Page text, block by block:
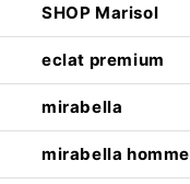
SHOP Marisol
eclat premium
mirabella
mirabella homme